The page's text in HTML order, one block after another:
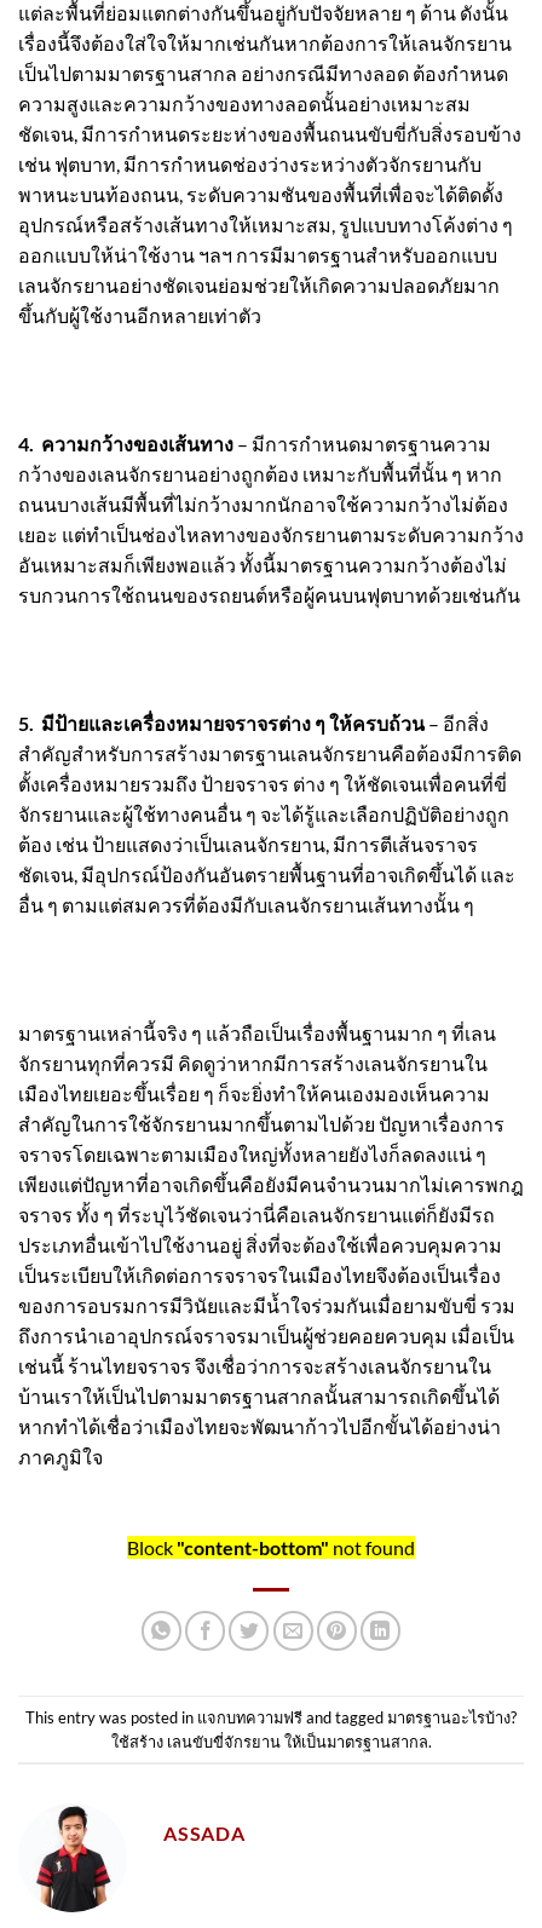
แต่ละพื้นที่ย่อมแตกต่างกันขึ้นอยู่กับปัจจัยหลาย ๆ ด้าน ดังนั้น
เรื่องนี้จึงต้องใส่ใจให้มากเช่นกันหากต้องการให้เลนจักรยาน
เป็นไปตามมาตรฐานสากล อย่างกรณีมีทางลอด ต้องกำหนด
ความสูงและความกว้างของทางลอดนั้นอย่างเหมาะสม
ชัดเจน, มีการกำหนดระยะห่างของพื้นถนนขับขี่กับสิ่งรอบข้าง
เช่น ฟุตบาท, มีการกำหนดช่องว่างระหว่างตัวจักรยานกับ
พาหนะบนท้องถนน, ระดับความชันของพื้นที่เพื่อจะได้ติดดั้ง
อุปกรณ์หรือสร้างเส้นทางให้เหมาะสม, รูปแบบทางโค้งต่าง ๆ
ออกแบบให้น่าใช้งาน ฯลฯ การมีมาตรฐานสำหรับออกแบบ
เลนจักรยานอย่างชัดเจนย่อมช่วยให้เกิดความปลอดภัยมาก
ขึ้นกับผู้ใช้งานอีกหลายเท่าตัว
4. ความกว้างของเส้นทาง – มีการกำหนดมาตรฐานความ
กว้างของเลนจักรยานอย่างถูกต้อง เหมาะกับพื้นที่นั้น ๆ หาก
ถนนบางเส้นมีพื้นที่ไม่กว้างมากนักอาจใช้ความกว้างไม่ต้อง
เยอะ แต่ทำเป็นช่องไหลทางของจักรยานตามระดับความกว้าง
อันเหมาะสมก็เพียงพอแล้ว ทั้งนี้มาตรฐานความกว้างต้องไม่
รบกวนการใช้ถนนของรถยนต์หรือผู้คนบนฟุตบาทด้วยเช่นกัน
5. มีป้ายและเครื่องหมายจราจรต่าง ๆ ให้ครบถ้วน– อีกสิ่ง
สำคัญสำหรับการสร้างมาตรฐานเลนจักรยานคือต้องมีการติด
ตั้งเครื่องหมายรวมถึง ป้ายจราจร ต่าง ๆ ให้ชัดเจนเพื่อคนที่ขี่
จักรยานและผู้ใช้ทางคนอื่น ๆ จะได้รู้และเลือกปฏิบัติอย่างถูก
ต้อง เช่น ป้ายแสดงว่าเป็นเลนจักรยาน, มีการตีเส้นจราจร
ชัดเจน, มีอุปกรณ์ป้องกันอันตรายพื้นฐานที่อาจเกิดขึ้นได้ และ
อื่น ๆ ตามแต่สมควรที่ต้องมีกับเลนจักรยานเส้นทางนั้น ๆ
มาตรฐานเหล่านี้จริง ๆ แล้วถือเป็นเรื่องพื้นฐานมาก ๆ ที่เลน
จักรยานทุกที่ควรมี คิดดูว่าหากมีการสร้างเลนจักรยานใน
เมืองไทยเยอะขึ้นเรื่อย ๆ ก็จะยิ่งทำให้คนเองมองเห็นความ
สำคัญในการใช้จักรยานมากขึ้นตามไปด้วย ปัญหาเรื่องการ
จราจรโดยเฉพาะตามเมืองใหญ่ทั้งหลายยังไงก็ลดลงแน่ ๆ
เพียงแต่ปัญหาที่อาจเกิดขึ้นคือยังมีคนจำนวนมากไม่เคารพกฎ
จราจร ทั้ง ๆ ที่ระบุไว้ชัดเจนว่านี่คือเลนจักรยานแต่ก็ยังมีรถ
ประเภทอื่นเข้าไปใช้งานอยู่ สิ่งที่จะต้องใช้เพื่อควบคุมความ
เป็นระเบียบให้เกิดต่อการจราจรในเมืองไทยจึงต้องเป็นเรื่อง
ของการอบรมการมีวินัยและมีน้ำใจร่วมกันเมื่อยามขับขี่ รวม
ถึงการนำเอาอุปกรณ์จราจรมาเป็นผู้ช่วยคอยควบคุม เมื่อเป็น
เช่นนี้ ร้านไทยจราจร จึงเชื่อว่าการจะสร้างเลนจักรยานใน
บ้านเราให้เป็นไปตามมาตรฐานสากลนั้นสามารถเกิดขึ้นได้
หากทำได้เชื่อว่าเมืองไทยจะพัฒนาก้าวไปอีกขั้นได้อย่างน่า
ภาคภูมิใจ
Block "content-bottom" not found
This entry was posted in แจกบทความฟรีand taggedมาตรฐานอะไรบ้าง?
ใช้สร้าง เลนขับขี่จักรยาน ให้เป็นมาตรฐานสากล.
ASSADA